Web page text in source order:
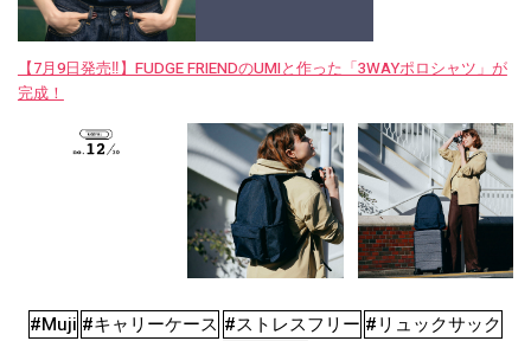
【7月9日発売‼︎】FUDGE FRIENDのUMIと作った「3WAYポロシャツ」が
完成！
#Muji #キャリーケース #ストレスフリー #リュックサック